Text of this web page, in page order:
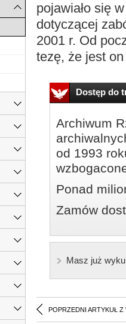
pojawiało się
dotyczącej
2001 r. Od
tezę, że jest
Dostęp do
Archiwum
od 1993
Ponad
Zamów
Masz już
POPRZEDNI ARTYKUŁ Z